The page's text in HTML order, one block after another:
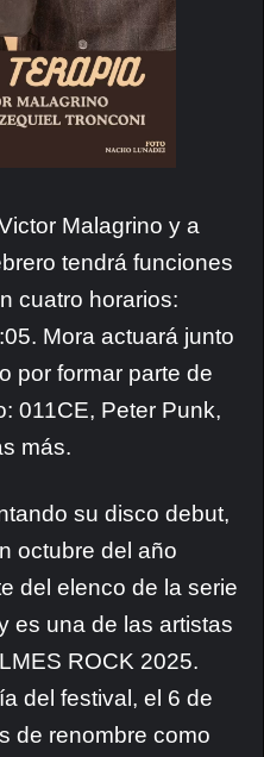
Malagrino y a
tendrá funciones
cuatro horarios:
Mora actuará junto
por formar parte de
011CE, Peter Punk,
más.
su disco debut,
octubre del año
del elenco de la serie
es una de las artistas
ROCK 2025.
del festival, el 6 de
de renombre como